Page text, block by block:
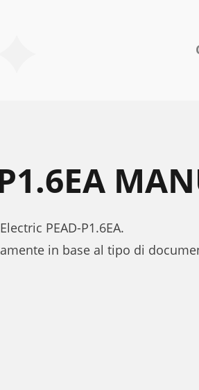
PEAD-P1.6EA.
in base al tipo di